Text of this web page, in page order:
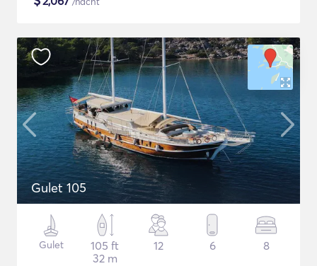
Gulet 105
Gulet
105 ft
32 m
12 6 8